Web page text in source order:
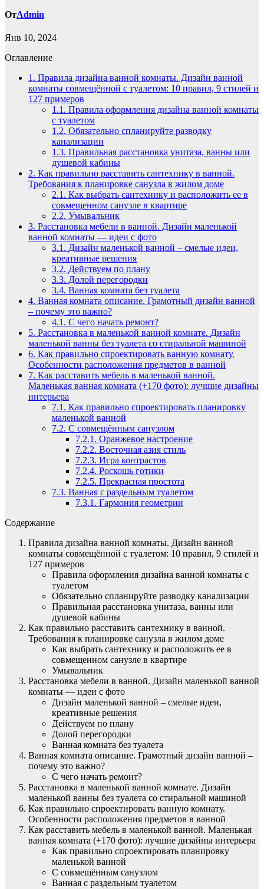
ОтAdmin
Янв 10, 2024
Оглавление
1. Правила дизайна ванной комнаты. Дизайн ванной
комнаты совмещённой с туалетом: 10 правил, 9 стилей и
127 примеров
1.1. Правила оформления дизайна ванной комнаты
с туалетом
1.2. Обязательно спланируйте разводку
канализации
1.3. Правильная расстановка унитаза, ванны или
душевой кабины
2. Как правильно расставить сантехнику в ванной.
Требования к планировке санузла в жилом доме
2.1. Как выбрать сантехнику и расположить ее в
совмещенном санузле в квартире
2.2. Умывальник
3. Расстановка мебели в ванной. Дизайн маленькой
ванной комнаты — идеи с фото
3.1. Дизайн маленькой ванной – смелые идеи,
креативные решения
3.2. Действуем по плану
3.3. Долой перегородки
3.4. Ванная комната без туалета
4. Ванная комната описание. Грамотный дизайн ванной
– почему это важно?
4.1. С чего начать ремонт?
5. Расстановка в маленькой ванной комнате. Дизайн
маленькой ванны без туалета со стиральной машиной
6. Как правильно спроектировать ванную комнату.
Особенности расположения предметов в ванной
7. Как расставить мебель в маленькой ванной.
Маленькая ванная комната (+170 фото): лучшие дизайны
интерьера
7.1. Как правильно спроектировать планировку
маленькой ванной
7.2. С совмещённым санузлом
7.2.1. Оранжевое настроение
7.2.2. Восточная азия стиль
7.2.3. Игра контрастов
7.2.4. Роскошь готики
7.2.5. Прекрасная простота
7.3. Ванная с раздельным туалетом
7.3.1. Гармония геометрии
Содержание
Правила дизайна ванной комнаты. Дизайн ванной
комнаты совмещённой с туалетом: 10 правил, 9 стилей и
127 примеров
Правила оформления дизайна ванной комнаты с
туалетом
Обязательно спланируйте разводку канализации
Правильная расстановка унитаза, ванны или
душевой кабины
Как правильно расставить сантехнику в ванной.
Требования к планировке санузла в жилом доме
Как выбрать сантехнику и расположить ее в
совмещенном санузле в квартире
Умывальник
Расстановка мебели в ванной. Дизайн маленькой ванной
комнаты — идеи с фото
Дизайн маленькой ванной – смелые идеи,
креативные решения
Действуем по плану
Долой перегородки
Ванная комната без туалета
Ванная комната описание. Грамотный дизайн ванной –
почему это важно?
С чего начать ремонт?
Расстановка в маленькой ванной комнате. Дизайн
маленькой ванны без туалета со стиральной машиной
Как правильно спроектировать ванную комнату.
Особенности расположения предметов в ванной
Как расставить мебель в маленькой ванной. Маленькая
ванная комната (+170 фото): лучшие дизайны интерьера
Как правильно спроектировать планировку
маленькой ванной
С совмещённым санузлом
Ванная с раздельным туалетом